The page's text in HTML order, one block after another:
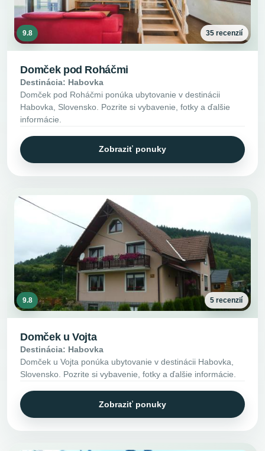
9.8 35 recenzií
Domček pod Roháčmi
Destinácia: Habovka
Domček pod Roháčmi ponúka ubytovanie v destinácii
Habovka, Slovensko. Pozrite si vybavenie, fotky a ďalšie
informácie.
Zobraziť ponuky
9.8 5 recenzií
Domček u Vojta
Destinácia: Habovka
Domček u Vojta ponúka ubytovanie v destinácii Habovka,
Slovensko. Pozrite si vybavenie, fotky a ďalšie informácie.
Zobraziť ponuky